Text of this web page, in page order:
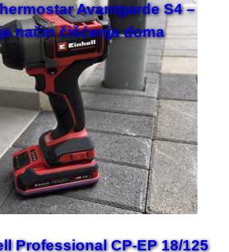
Avantgarde S4 –
način čišćenja doma
Professional CP-EP 18/125